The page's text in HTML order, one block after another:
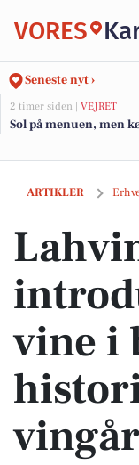
VORES
Seneste nyt ›
2 timer siden | VEJRET
Sol på menuen, men
ARTIKLER
Lahvino
vine i